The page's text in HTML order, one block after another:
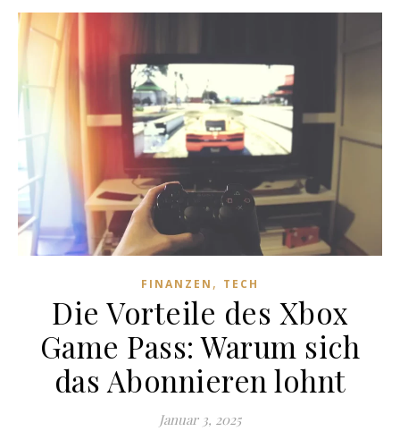
FINANZEN , TECH
Die Vorteile des Xbox
Game Pass: Warum sich
das Abonnieren lohnt
Januar 3, 2025